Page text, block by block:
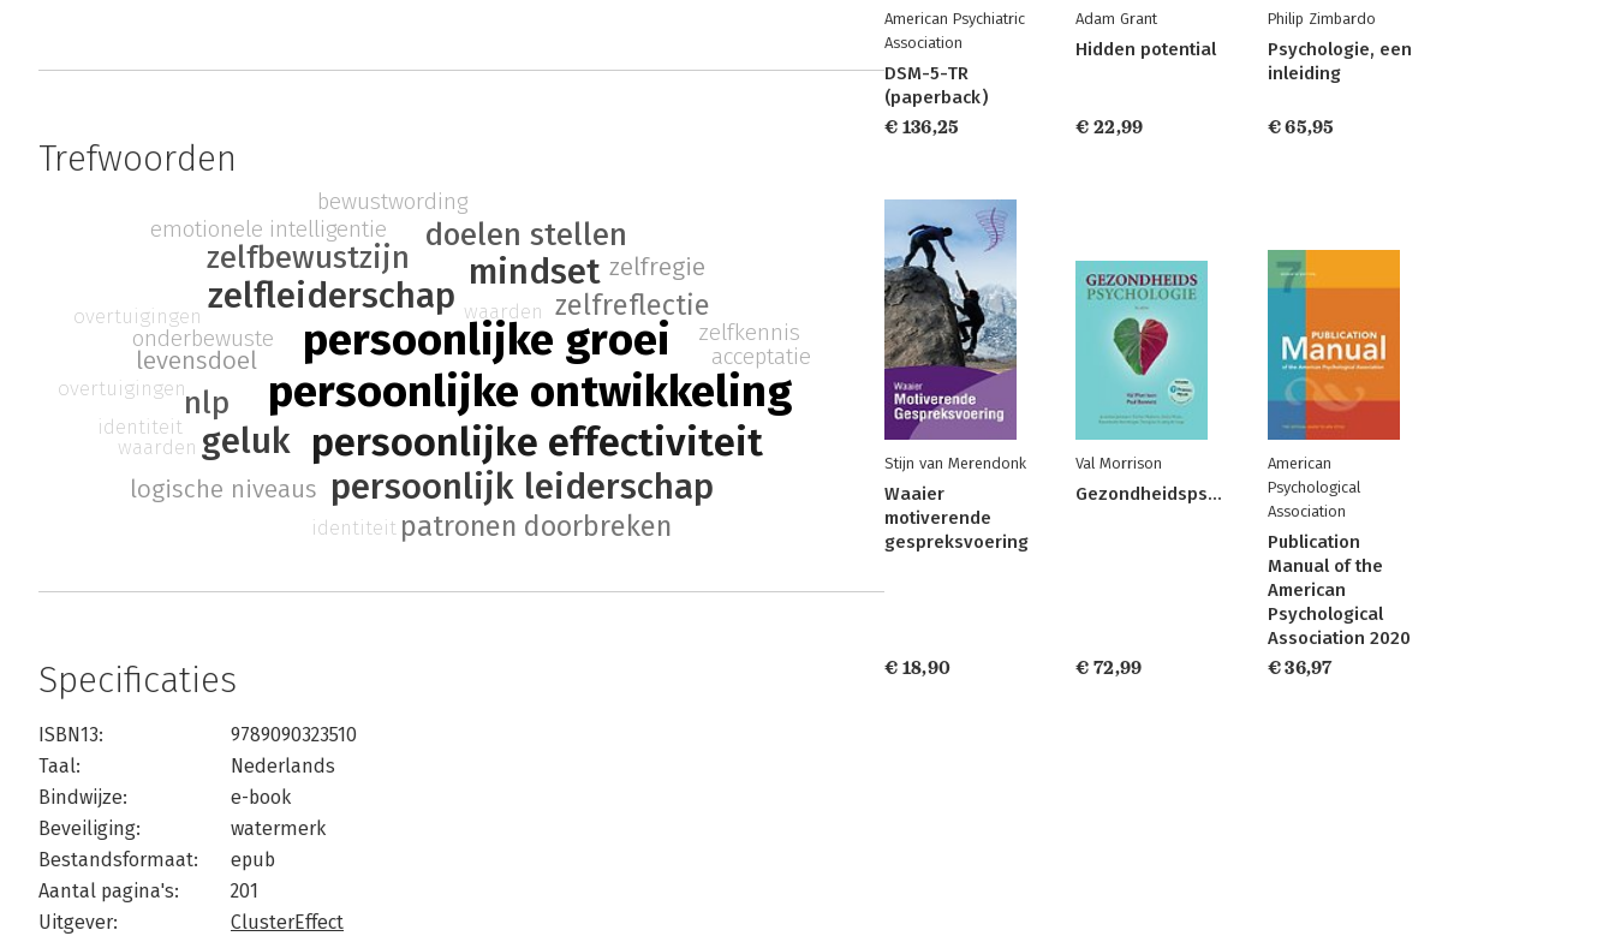
Trefwoorden
persoonlijke groei
persoonlijke ontwikkeling
persoonlijke effectiviteit
zelfleiderschap
mindset
persoonlijk leiderschap
geluk
zelfbewustzijn
nlp
doelen stellen
patronen doorbreken
zelfreflectie
levensdoel
zelfregie
logische niveaus
onderbewuste
emotionele intelligentie
zelfkennis
acceptatie
bewustwording
overtuigingen
waarden
identiteit
overtuigingen
waarden
identiteit
Specificaties
ISBN13:
9789090323510
Taal:
Nederlands
Bindwijze:
e-book
Beveiliging:
watermerk
Bestandsformaat:
epub
Aantal pagina's:
201
Uitgever:
ClusterEffect
American Psychiatric
Association
DSM-5-TR
(paperback)
€ 136,25
Adam Grant
Hidden potential
€ 22,99
Philip Zimbardo
Psychologie, een
inleiding
€ 65,95
Stijn van Merendonk
Waaier
motiverende
gespreksvoering
€ 18,90
Val Morrison
Gezondheidspsychologie
€ 72,99
American
Psychological
Association
Publication
Manual of the
American
Psychological
Association 2020
€ 36,97